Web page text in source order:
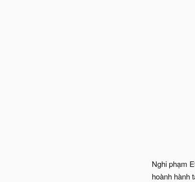
Nghi phạm
hoành hành